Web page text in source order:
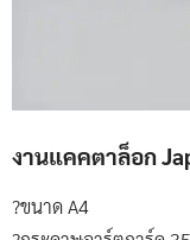
งานแคคตาล็อก
?ขนาด A4